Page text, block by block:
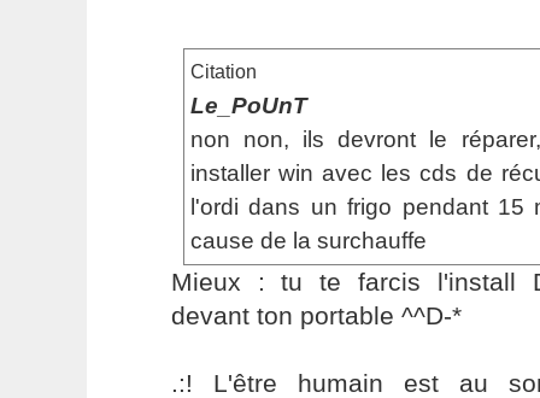
Citation
Le_PoUnT
non non, ils devront le
installer win avec les cds de
l'ordi dans un frigo pendant 15
cause de la surchauffe
Mieux : tu te farcis l'install
devant ton portable ^^D-*
.:! L'être humain est au